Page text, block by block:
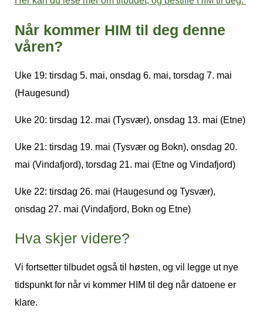
Når kommer HIM til deg denne
våren?
Uke 19: tirsdag 5. mai, onsdag 6. mai, torsdag 7. mai
(Haugesund)
Uke 20: tirsdag 12. mai (Tysvær), onsdag 13. mai (Etne)
Uke 21: tirsdag 19. mai (Tysvær og Bokn), onsdag 20.
mai (Vindafjord), torsdag 21. mai (Etne og Vindafjord)
Uke 22: tirsdag 26. mai (Haugesund og Tysvær),
onsdag 27. mai (Vindafjord, Bokn og Etne)
Hva skjer videre?
Vi fortsetter tilbudet også til høsten, og vil legge ut nye
tidspunkt for når vi kommer HIM til deg når datoene er
klare.